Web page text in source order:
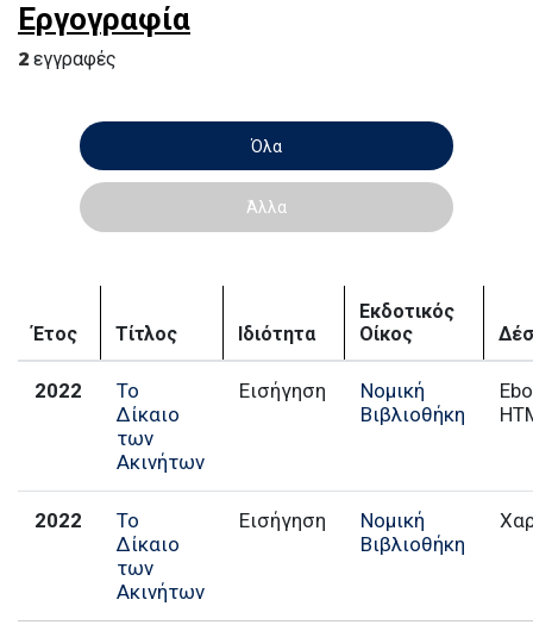
Εργογραφία
2 εγγραφές
Όλα
Άλλα
Έτος Τίτλος Ιδιότητα
Εκδοτικός
Οίκος
2022
Το
Δίκαιο
των
Ακινήτων
Εισήγηση
Νομική
Βιβλιοθήκη
2022
Το
Δίκαιο
των
Ακινήτων
Εισήγηση
Νομική
Βιβλιοθήκη